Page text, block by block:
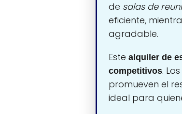
de salas de
eficiente,
agradable.
Este alquiler de
competitivos.
promueven el
ideal para